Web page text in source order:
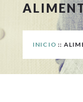
INICIO ::